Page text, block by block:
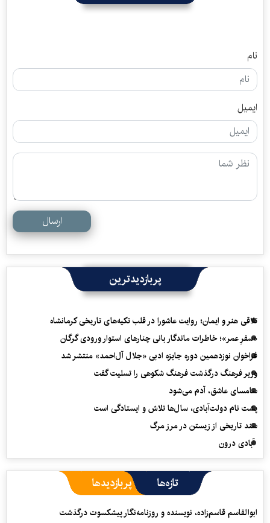
نام
ایمیل
ارسال
پربازدیدترین
تلاقی هنر و ایمان؛ روایت عاشورا در قلب تکیه‌های تاریخی کرمانشاه
«سفرِ عمر»؛ خاطرات ماندگار بانی چنارهای استوار ورودی گرگان
فراخوان نوزدهمین دوره جایزه ادبی «جلال آل‌احمد» منتشر شد
وزیر فرهنگ درگذشت فرهنگ شکوهی را تسلیت گفت
سامسای عاشق، آدم می‌شود
پشت نام دولت‌آبادی، سال‌ها تلاش و ایستادگی است
سند تاریخی از زیستن در مرز مرگ
آبادی درون
تازه‌ها پربازدیدها
ابوالقاسم قاسم‌زاده، نویسنده و روزنامه‌نگار پیشکسوت درگذشت